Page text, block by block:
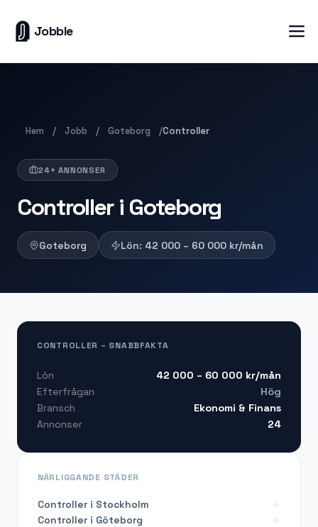
Jobble
Hem / Jobb / Goteborg /Controller
24+ ANNONSER
Controller i Goteborg
Goteborg Lön: 42 000 – 60 000 kr/mån
CONTROLLER – SNABBFAKTA
Lön 42 000 – 60 000 kr/mån
Efterfrågan
Hög
Bransch
Ekonomi & Finans
Annonser
24
NÄRLIGGANDE STÄDER
Controller i Stockholm
Controller i Göteborg